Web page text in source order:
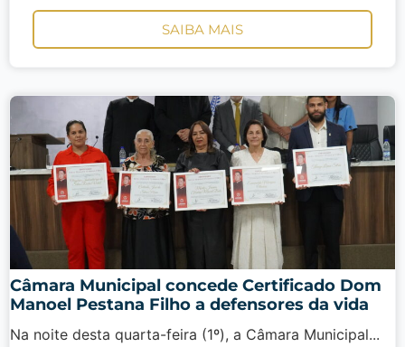
SAIBA MAIS
Câmara Municipal concede Certificado Dom
Manoel Pestana Filho a defensores da vida
Na noite desta quarta-feira (1º), a Câmara Municipal...